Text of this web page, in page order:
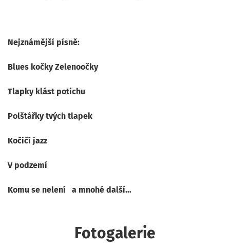
Nejznámější písně:
Blues kočky Zelenoočky
Tlapky klást potichu
Polštářky tvých tlapek
Kočičí jazz
V podzemí
Komu se nelení a mnohé další…
Fotogalerie